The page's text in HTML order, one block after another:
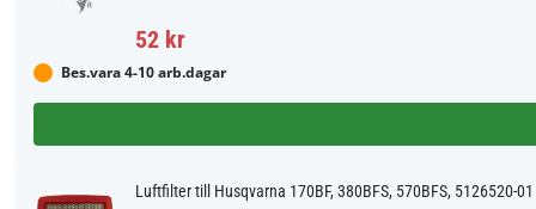
52 kr
Bes.vara 4-10 arb.dagar
Luftfilter till Husqvarna 170BF, 380BFS, 570BFS, 5126520-01